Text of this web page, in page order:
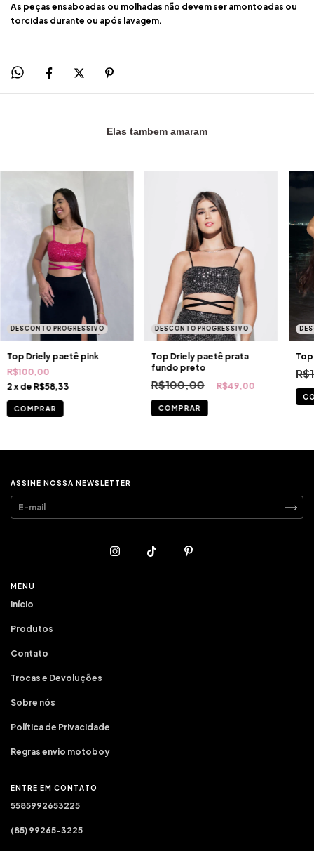
As peças ensaboadas ou molhadas não devem ser amontoadas ou
torcidas durante ou após lavagem.
Elas tambem amaram
DESCONTO PROGRESSIVO
Top Driely paetê pink
R$100,00
2x de R$58,33
COMPRAR
DESCONTO PROGRESSIVO
Top Driely paetê prata
fundo preto
R$100,00 R$49,00
COMPRAR
ASSINE NOSSA NEWSLETTER
MENU
Início
Produtos
Contato
Trocas e Devoluções
Sobre nós
Política de Privacidade
Regras envio motoboy
ENTRE EM CONTATO
5585992653225
(85) 99265-3225